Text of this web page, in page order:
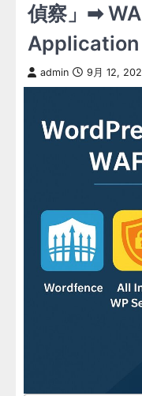
偵察」➡
Application
admin 9月 12,